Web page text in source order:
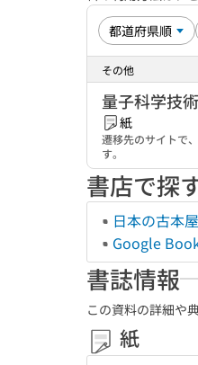
その他
量子科学技
紙
遷移先のサイトで
す。
書店で探
日本の古本屋
Google
書誌情報
この資料の詳細や
紙